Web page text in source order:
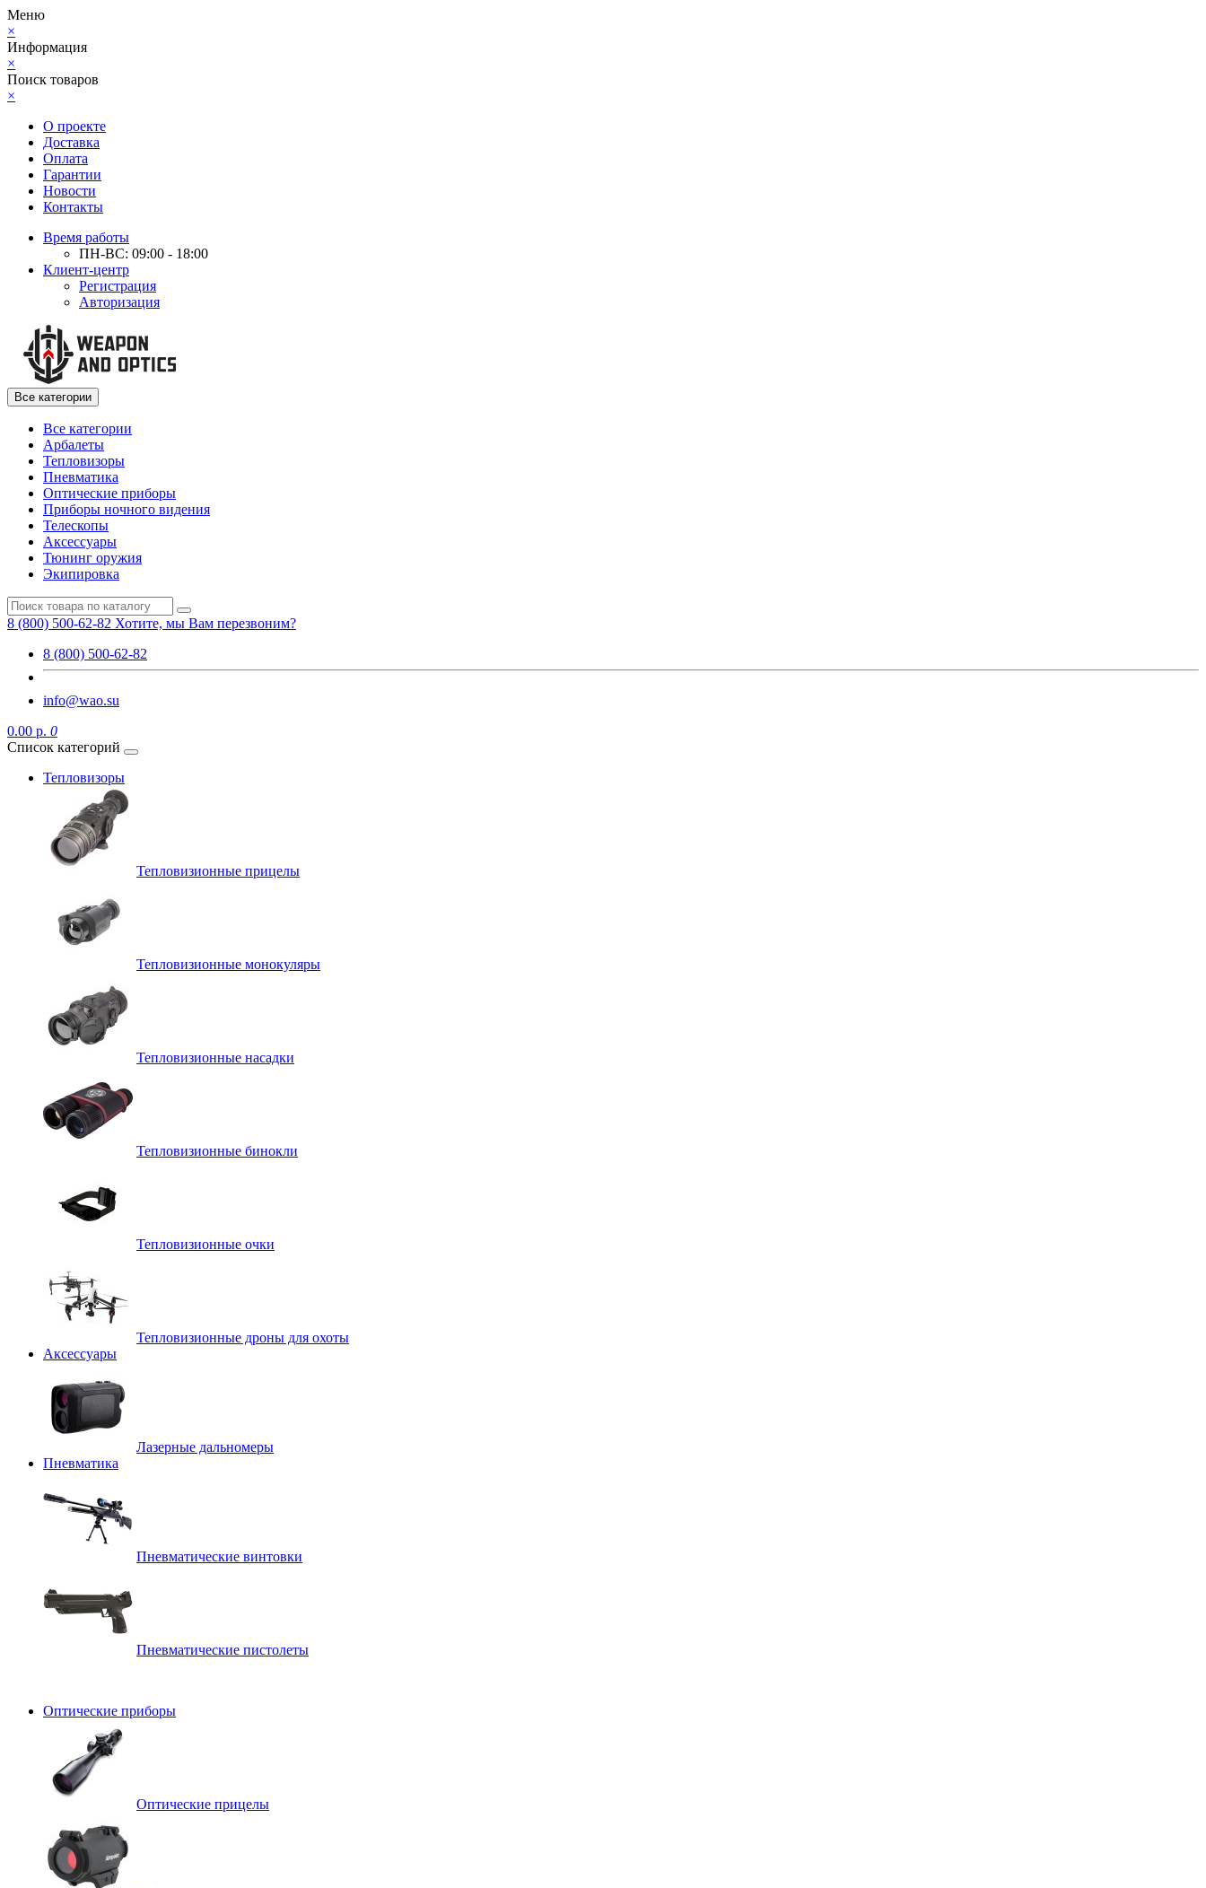
Меню
×
Информация
×
Поиск товаров
×
О проекте
Доставка
Оплата
Гарантии
Новости
Контакты
Время работы
ПН-ВС: 09:00 - 18:00
Клиент-центр
Регистрация
Авторизация
Все категории
Все категории
Арбалеты
Тепловизоры
Пневматика
Оптические приборы
Приборы ночного видения
Телескопы
Аксессуары
Тюнинг оружия
Экипировка
8 (800) 500-62-82 Хотите, мы Вам перезвоним?
8 (800) 500-62-82
info@wao.su
0.00 р. 0
Список категорий
Тепловизоры
Тепловизионные прицелы
Тепловизионные монокуляры
Тепловизионные насадки
Тепловизионные бинокли
Тепловизионные очки
Тепловизионные дроны для охоты
Аксессуары
Лазерные дальномеры
Пневматика
Пневматические винтовки
Пневматические пистолеты
Оптические приборы
Оптические прицелы